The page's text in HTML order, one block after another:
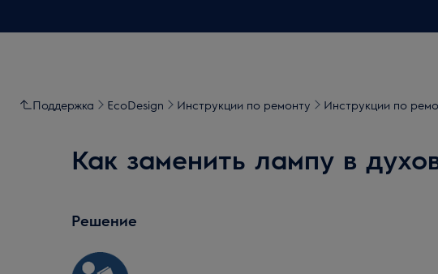
Поддержка EcoDesign Инструкции по ремонту Инструкции по
Как заменить лампу в
Решение